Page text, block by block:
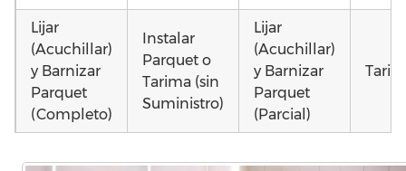
Lijar
(Acuchillar)
y Barnizar
Parquet
(Completo)
Instalar
Parquet o
Tarima (sin
Suministro)
Lijar
(Acuchillar)
y Barnizar
Parquet
(Parcial)